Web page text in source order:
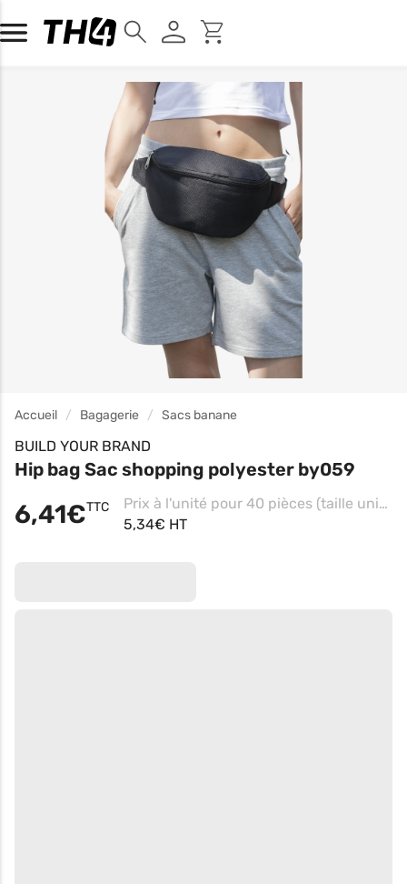
Accueil Bagagerie Sacs banane
BUILD YOUR BRAND
Hip bag Sac shopping polyester by059
6,41€TTC
Prix à l'unité pour 40 pièces (taille unique - Grey)
5,34€ HT